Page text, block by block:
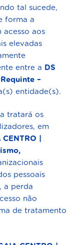
tal sucede,
forma a
acesso aos
elevadas
entre a DS
–
entidade(s).
tratará os
em
|
pessoais
a perda
não
de tratamento